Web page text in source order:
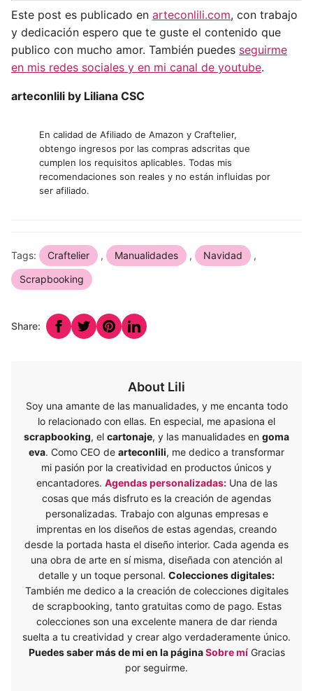
Este post es publicado en arteconlili.com, con trabajo
y dedicación espero que te guste el contenido que
publico con mucho amor. También puedes seguirme
en mis redes sociales y en mi canal de youtube.
arteconlili by Liliana CSC
En calidad de Afiliado de Amazon y Craftelier,
obtengo ingresos por las compras adscritas que
cumplen los requisitos aplicables. Todas mis
recomendaciones son reales y no están influidas por
ser afiliado.
Tags: Craftelier , Manualidades , Navidad
,
Scrapbooking
Share:
About Lili
Soy una amante de las manualidades, y me encanta todo
lo relacionado con ellas. En especial, me apasiona el
scrapbooking, el cartonaje, y las manualidades en goma
eva. Como CEO de arteconlili, me dedico a transformar
mi pasión por la creatividad en productos únicos y
encantadores. Agendas personalizadas:Una de las
cosas que más disfruto es la creación de agendas
personalizadas. Trabajo con algunas empresas e
imprentas en los diseños de estas agendas, creando
desde la portada hasta el diseño interior. Cada agenda es
una obra de arte en sí misma, diseñada con atención al
detalle y un toque personal. Colecciones digitales:
También me dedico a la creación de colecciones digitales
de scrapbooking, tanto gratuitas como de pago. Estas
colecciones son una excelente manera de dar rienda
suelta a tu creatividad y crear algo verdaderamente único.
Puedes saber más de mi en la páginaSobre míGracias
por seguirme.